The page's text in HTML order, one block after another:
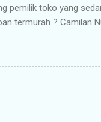
pemilik toko yang
termurah ? Camilan
berkualitas
sebagai Mitra
mendapatkan
Kualitas & Rasa